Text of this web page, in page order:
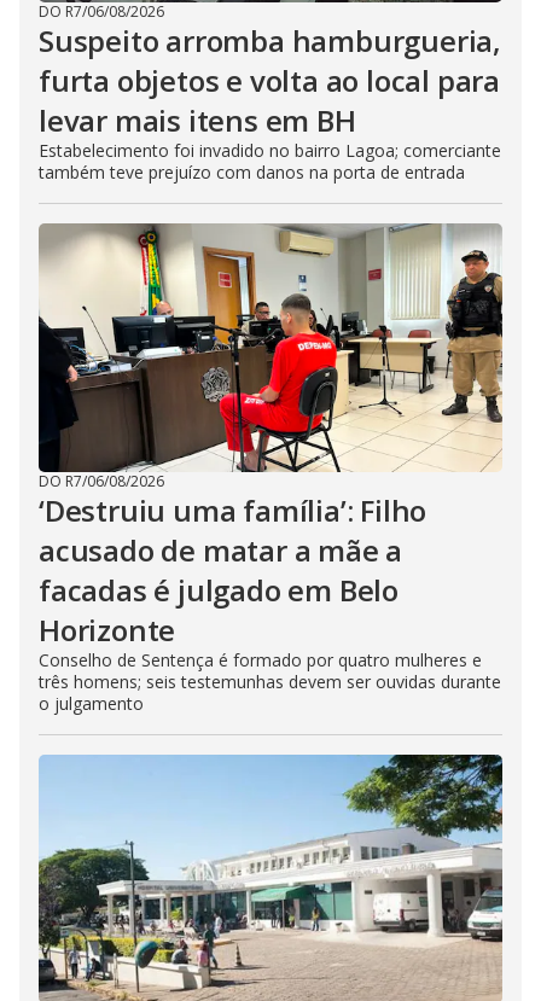
DO R7/06/08/2026
Suspeito arromba hamburgueria,
furta objetos e volta ao local para
levar mais itens em BH
Estabelecimento foi invadido no bairro Lagoa; comerciante
também teve prejuízo com danos na porta de entrada
DO R7/06/08/2026
‘Destruiu uma família’: Filho
acusado de matar a mãe a
facadas é julgado em Belo
Horizonte
Conselho de Sentença é formado por quatro mulheres e
três homens; seis testemunhas devem ser ouvidas durante
o julgamento